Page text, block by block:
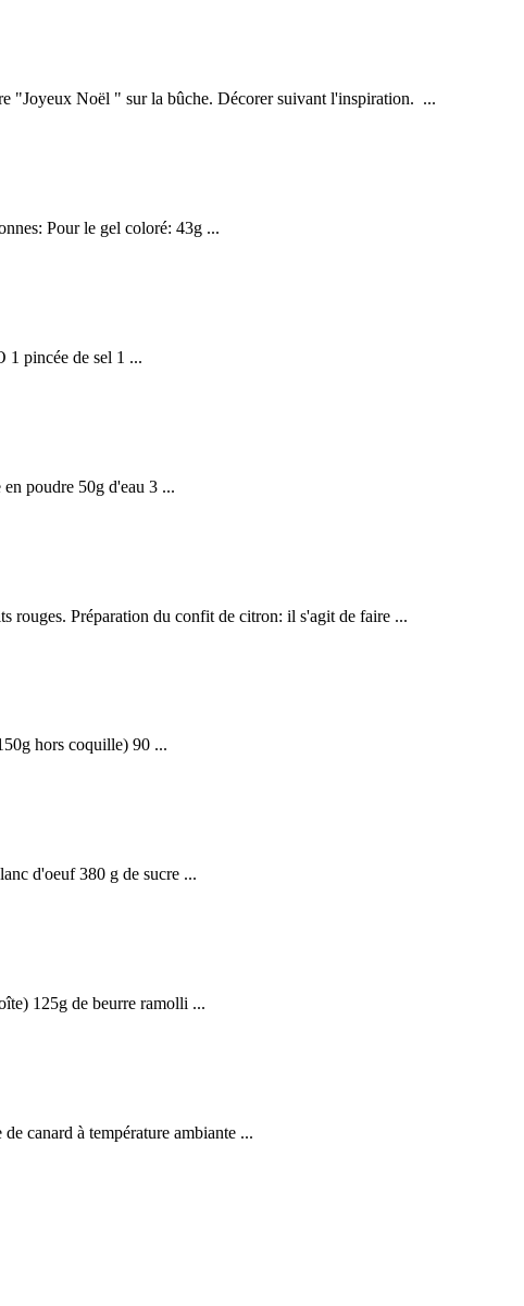
"Joyeux Noël " sur la bûche. Décorer suivant l'inspiration. ...
Pour le gel coloré: 43g ...
1 pincée de sel 1 ...
poudre 50g d'eau 3 ...
rouges. Préparation du confit de citron: il s'agit de faire ...
hors coquille) 90 ...
d'oeuf 380 g de sucre ...
125g de beurre ramolli ...
canard à température ambiante ...